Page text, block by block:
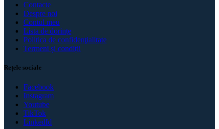
Contacte
Despre noi
Contul meu
Lista de dorințe
Politica de confidenţialitate
Termeni și condiții
Rețele sociale
Facebook
Instagram
Youtube
TikTok
LinkedId